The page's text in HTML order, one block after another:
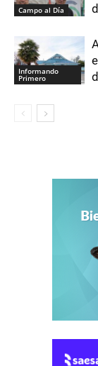
Campo al Día
Informando
Primero